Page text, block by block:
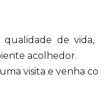
de
acolhedor.
visita e venha